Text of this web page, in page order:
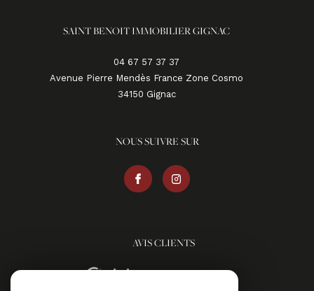
Avenue Pierre Mendès France Zone Cosmo
34150
gignac